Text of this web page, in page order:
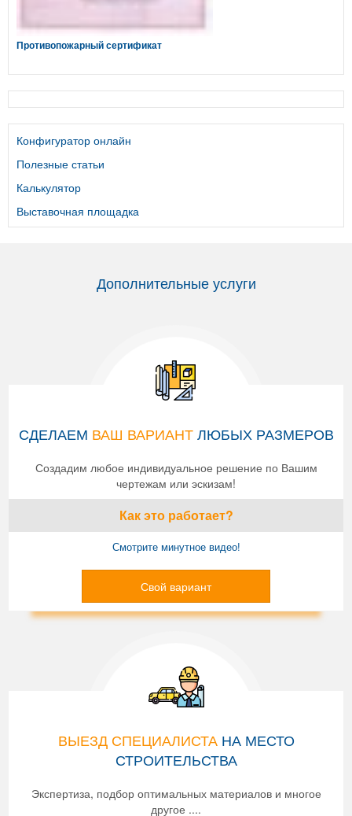
Противопожарный сертификат
Конфигуратор онлайн
Полезные статьи
Калькулятор
Выставочная площадка
Дополнительные услуги
СДЕЛАЕМ ВАШ ВАРИАНТЛЮБЫХ РАЗМЕРОВ
Создадим любое индивидуальное решение по Вашим
чертежам или эскизам!
Как это работает?
Смотрите минутное видео!
Свой вариант
ВЫЕЗД СПЕЦИАЛИСТАНА МЕСТО
СТРОИТЕЛЬСТВА
Экспертиза, подбор оптимальных материалов и многое
другое ....